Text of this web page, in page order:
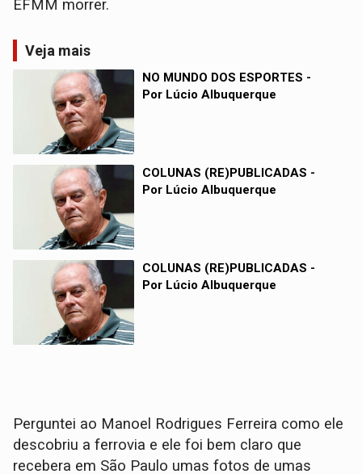
EFMM morrer.
Veja mais
NO MUNDO DOS ESPORTES -
Por Lúcio Albuquerque
COLUNAS (RE)PUBLICADAS -
Por Lúcio Albuquerque
COLUNAS (RE)PUBLICADAS -
Por Lúcio Albuquerque
Perguntei ao Manoel Rodrigues Ferreira como ele
descobriu a ferrovia e ele foi bem claro que
recebera em São Paulo umas fotos de umas